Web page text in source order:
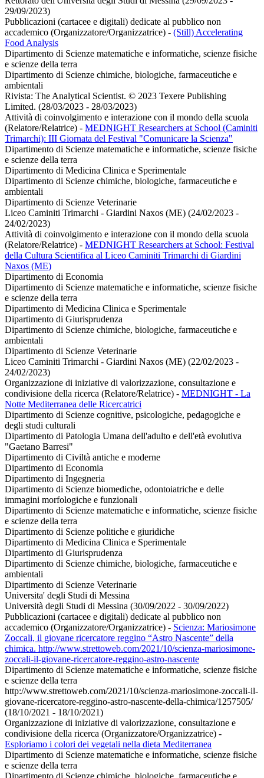
29/09/2023)
Pubblicazioni (cartacee e digitali) dedicate al pubblico non
accademico (Organizzatore/Organizzatrice) - (Still) Accelerating
Food Analysis
Dipartimento di Scienze matematiche e informatiche, scienze fisiche
e scienze della terra
Dipartimento di Scienze chimiche, biologiche, farmaceutiche e
ambientali
Rivista: The Analytical Scientist. © 2023 Texere Publishing
Limited. (28/03/2023 - 28/03/2023)
Attività di coinvolgimento e interazione con il mondo della scuola
(Relatore/Relatrice) - MEDNIGHT Researchers at School (Caminiti
Trimarchi): III Giornata del Festival "Comunicare la Scienza"
Dipartimento di Scienze matematiche e informatiche, scienze fisiche
e scienze della terra
Dipartimento di Medicina Clinica e Sperimentale
Dipartimento di Scienze chimiche, biologiche, farmaceutiche e
ambientali
Dipartimento di Scienze Veterinarie
Liceo Caminiti Trimarchi - Giardini Naxos (ME) (24/02/2023 -
24/02/2023)
Attività di coinvolgimento e interazione con il mondo della scuola
(Relatore/Relatrice) - MEDNIGHT Researchers at School: Festival
della Cultura Scientifica al Liceo Caminiti Trimarchi di Giardini
Naxos (ME)
Dipartimento di Economia
Dipartimento di Scienze matematiche e informatiche, scienze fisiche
e scienze della terra
Dipartimento di Medicina Clinica e Sperimentale
Dipartimento di Giurisprudenza
Dipartimento di Scienze chimiche, biologiche, farmaceutiche e
ambientali
Dipartimento di Scienze Veterinarie
Liceo Caminiti Trimarchi - Giardini Naxos (ME) (22/02/2023 -
24/02/2023)
Organizzazione di iniziative di valorizzazione, consultazione e
condivisione della ricerca (Relatore/Relatrice) - MEDNIGHT - La
Notte Mediterranea delle Ricercatrici
Dipartimento di Scienze cognitive, psicologiche, pedagogiche e
degli studi culturali
Dipartimento di Patologia Umana dell'adulto e dell'età evolutiva
"Gaetano Barresi"
Dipartimento di Civiltà antiche e moderne
Dipartimento di Economia
Dipartimento di Ingegneria
Dipartimento di Scienze biomediche, odontoiatriche e delle
immagini morfologiche e funzionali
Dipartimento di Scienze matematiche e informatiche, scienze fisiche
e scienze della terra
Dipartimento di Scienze politiche e giuridiche
Dipartimento di Medicina Clinica e Sperimentale
Dipartimento di Giurisprudenza
Dipartimento di Scienze chimiche, biologiche, farmaceutiche e
ambientali
Dipartimento di Scienze Veterinarie
Universita' degli Studi di Messina
Università degli Studi di Messina (30/09/2022 - 30/09/2022)
Pubblicazioni (cartacee e digitali) dedicate al pubblico non
accademico (Organizzatore/Organizzatrice) - Scienza: Mariosimone
Zoccali, il giovane ricercatore reggino “Astro Nascente” della
chimica. http://www.strettoweb.com/2021/10/scienza-mariosimone-
zoccali-il-giovane-ricercatore-reggino-astro-nascente
Dipartimento di Scienze matematiche e informatiche, scienze fisiche
e scienze della terra
http://www.strettoweb.com/2021/10/scienza-mariosimone-zoccali-il-
giovane-ricercatore-reggino-astro-nascente-della-chimica/1257505/
(18/10/2021 - 18/10/2021)
Organizzazione di iniziative di valorizzazione, consultazione e
condivisione della ricerca (Organizzatore/Organizzatrice) -
Esploriamo i colori dei vegetali nella dieta Mediterranea
Dipartimento di Scienze matematiche e informatiche, scienze fisiche
e scienze della terra
Dipartimento di Scienze chimiche, biologiche, farmaceutiche e